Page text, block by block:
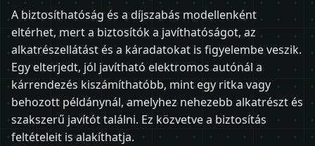
A biztosíthatóság és a díjszabás modellenként
eltérhet, mert a biztosítók a javíthatóságot, az
alkatrészellátást és a káradatokat is figyelembe veszik.
Egy elterjedt, jól javítható elektromos autónál a
kárrendezés kiszámíthatóbb, mint egy ritka vagy
behozott példánynál, amelyhez nehezebb alkatrészt és
szakszerű javítót találni. Ez közvetve a biztosítás
feltételeit is alakíthatja.